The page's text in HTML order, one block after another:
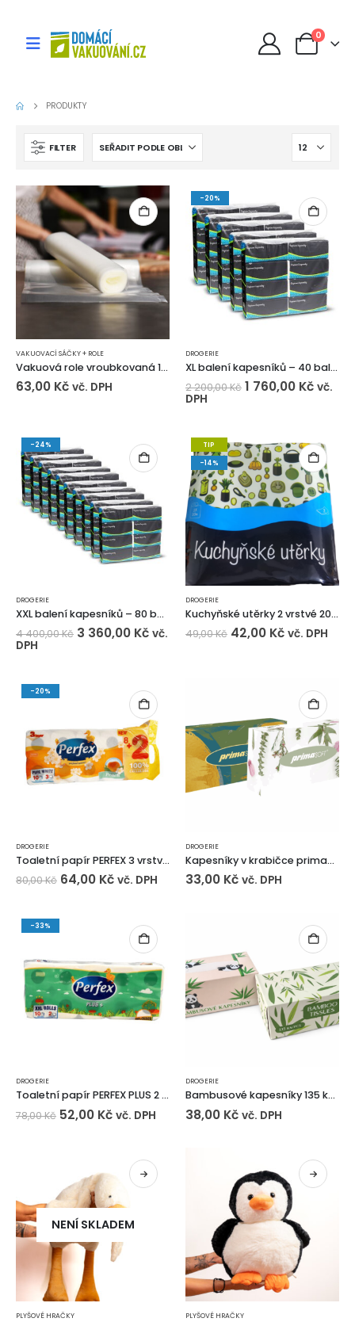
0
PRODUKTY
FILTER
VAKUOVACÍ SÁČKY + ROLE
Vakuová role vroubkovaná 150 mm (6m)
63,00 Kč vč. DPH
-20%
DROGERIE
XL balení kapesníků – 40 balíčků
2 200,00Kč 1 760,00 Kč vč.
DPH
-24%
DROGERIE
XXL balení kapesníků – 80 balíčků
4 400,00Kč 3 360,00 Kč vč.
DPH
TIP
-14%
DROGERIE
Kuchyňské utěrky 2 vrstvé 20 m – 2ks
49,00Kč 42,00 Kč vč. DPH
-20%
DROGERIE
Toaletní papír PERFEX 3 vrstvý BROSKEV – 10 ks
80,00Kč 64,00 Kč vč. DPH
DROGERIE
Kapesníky v krabičce primasoft 200ks 2vrstvé
33,00 Kč vč. DPH
-33%
DROGERIE
Toaletní papír PERFEX PLUS 2 vrstvý – 10 ks
78,00Kč 52,00 Kč vč. DPH
DROGERIE
Bambusové kapesníky 135 ks 3 vrstvé
38,00 Kč vč. DPH
NENÍ SKLADEM
PLYŠOVÉ HRAČKY PLYŠOVÉ HRAČKY